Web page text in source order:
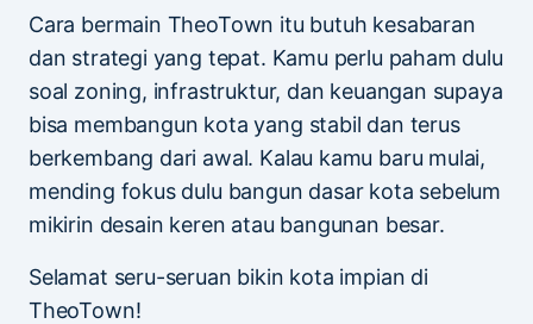
Cara bermain TheoTown itu butuh kesabaran
dan strategi yang tepat. Kamu perlu paham dulu
soal zoning, infrastruktur, dan keuangan supaya
bisa membangun kota yang stabil dan terus
berkembang dari awal. Kalau kamu baru mulai,
mending fokus dulu bangun dasar kota sebelum
mikirin desain keren atau bangunan besar.
Selamat seru-seruan bikin kota impian di
TheoTown!